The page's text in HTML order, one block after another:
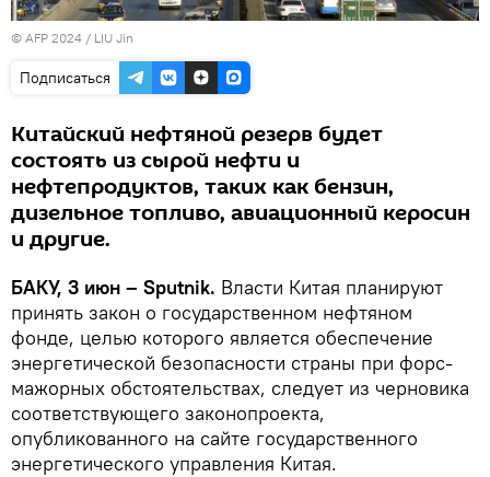
© AFP 2024 / LIU Jin
Подписаться
Китайский нефтяной резерв будет
состоять из сырой нефти и
нефтепродуктов, таких как бензин,
дизельное топливо, авиационный керосин
и другие.
БАКУ, 3 июн – Sputnik. Власти Китая планируют
принять закон о государственном нефтяном
фонде, целью которого является обеспечение
энергетической безопасности страны при форс-
мажорных обстоятельствах, следует из черновика
соответствующего законопроекта,
опубликованного на сайте государственного
энергетического управления Китая.